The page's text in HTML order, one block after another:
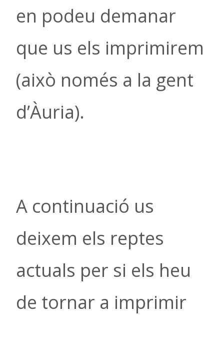
en podeu demanar
que us els imprimirem
(això només a la gent
d’Àuria).
A continuació us
deixem els reptes
actuals per si els heu
de tornar a imprimir